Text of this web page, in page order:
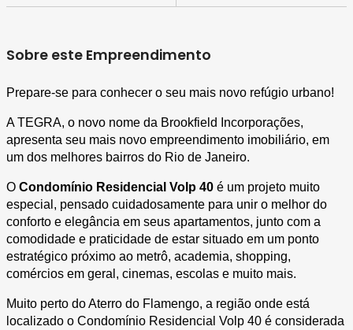
Sobre este Empreendimento
Prepare-se para conhecer o seu mais novo refúgio urbano!
A TEGRA, o novo nome da Brookfield Incorporações,
apresenta seu mais novo empreendimento imobiliário, em
um dos melhores bairros do Rio de Janeiro.
O Condomínio Residencial Volp 40 é um projeto muito
especial, pensado cuidadosamente para unir o melhor do
conforto e elegância em seus apartamentos, junto com a
comodidade e praticidade de estar situado em um ponto
estratégico próximo ao metrô, academia, shopping,
comércios em geral, cinemas, escolas e muito mais.
Muito perto do Aterro do Flamengo, a região onde está
localizado o Condomínio Residencial Volp 40 é considerada